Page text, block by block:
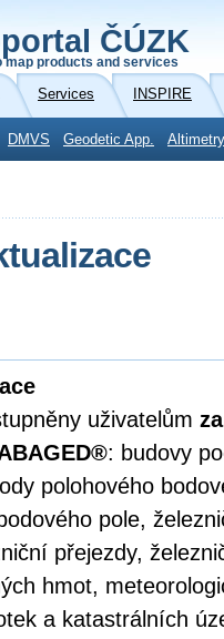
ČÚZK
map products and services
Services INSPIRE
DMVS Geodetic App.
uživatelům
: budovy
polohového
pole,
přejezdy,
hmot,
a katastrálních